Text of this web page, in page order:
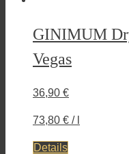
GINIMUM
Vegas
36,90 €
73,80 € /
Details